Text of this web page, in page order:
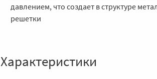
давлением, что создает в структуре
решетки
Характеристики